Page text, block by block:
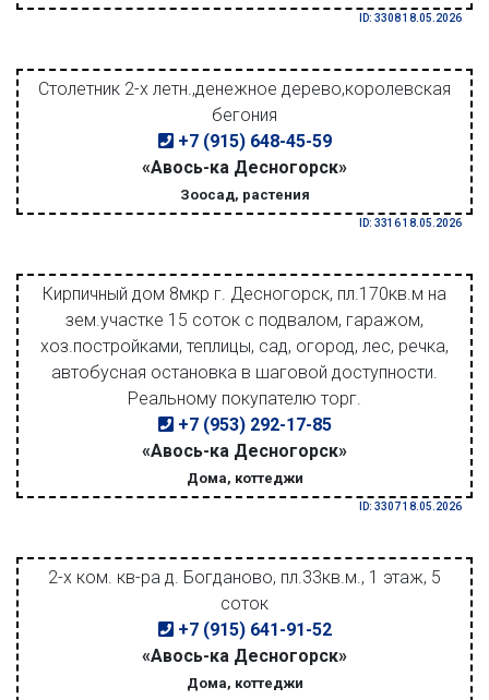
ID: 3308 18.05.2026
Столетник 2-х летн.,денежное дерево,королевская
бегония
+7 (915) 648-45-59
«Авось-ка Десногорск»
Зоосад, растения
ID: 3316 18.05.2026
Кирпичный дом 8мкр г. Десногорск, пл.170кв.м на
зем.участке 15 соток с подвалом, гаражом,
хоз.постройками, теплицы, сад, огород, лес, речка,
автобусная остановка в шаговой доступности.
Реальному покупателю торг.
+7 (953) 292-17-85
«Авось-ка Десногорск»
Дома, коттеджи
ID: 3307 18.05.2026
2-х ком. кв-ра д. Богданово, пл.33кв.м., 1 этаж, 5
соток
+7 (915) 641-91-52
«Авось-ка Десногорск»
Дома, коттеджи